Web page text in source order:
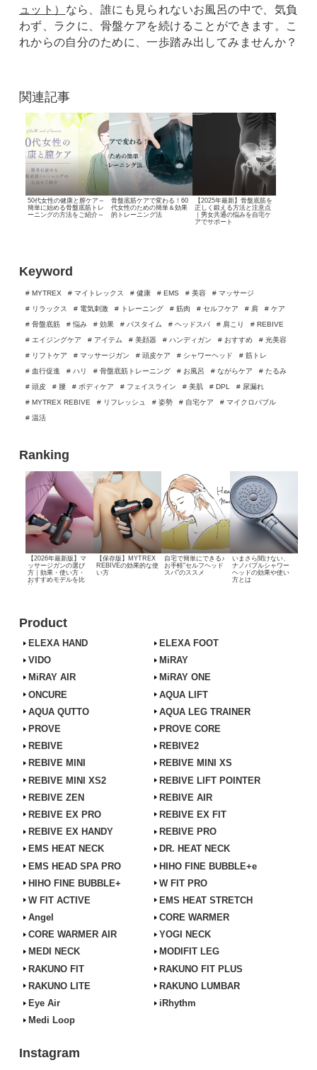
Keyword
# MYTREX # マイトレックス # 健康 # EMS # 美容
# マッサージ
# リラックス
# 電気刺激 # トレーニング # 筋肉 # セルフケア # 肩
# ケア
# 骨盤底筋
# 悩み # 効果 # バスタイム # ヘッドスパ # 肩こり
# REBIVE
# エイジングケア
# アイテム # 美顔器 # ハンディガン # おすすめ
# 光美容
# リフトケア
# マッサージガン # 頭皮ケア # シャワーヘッド
# 筋トレ
# 血行促進
# ハリ # 骨盤底筋トレーニング # お風呂 # ながらケア
# たるみ
# 頭皮
# 腰 # ボディケア # フェイスライン # 美肌 # DPL
# 尿漏れ
# MYTREX REBIVE
# リフレッシュ # 姿勢 # 自宅ケア
# マイクロバブル
# 温活
Ranking
【2026年最新版】マ
ッサージガンの選び
方｜効果・使い方・
おすすめモデルを比
較
【保存版】MYTREX
REBIVEの効果的な使
い方
自宅で簡単にできる♪
お手軽“セルフヘッド
スパ”のススメ
いまさら聞けない、
ナノバブルシャワー
ヘッドの効果や使い
方とは
Product
ELEXA HAND
ELEXA FOOT
VIDO
MiRAY
MiRAY AIR
MiRAY ONE
ONCURE
AQUA LIFT
AQUA QUTTO
AQUA LEG TRAINER
PROVE
PROVE CORE
REBIVE
REBIVE2
REBIVE MINI
REBIVE MINI XS
REBIVE MINI XS2
REBIVE LIFT POINTER
REBIVE ZEN
REBIVE AIR
REBIVE EX PRO
REBIVE EX FIT
REBIVE EX HANDY
REBIVE PRO
EMS HEAT NECK
DR. HEAT NECK
EMS HEAD SPA PRO
HIHO FINE BUBBLE+e
HIHO FINE BUBBLE+
W FIT PRO
W FIT ACTIVE
EMS HEAT STRETCH
Angel
CORE WARMER
CORE WARMER AIR
YOGI NECK
MEDI NECK
MODIFIT LEG
RAKUNO FIT
RAKUNO FIT PLUS
RAKUNO LITE
RAKUNO LUMBAR
Eye Air
iRhythm
Medi Loop
Instagram
ュット） なら、誰にも見られないお風呂の中で、気負
わず、ラクに、骨盤ケアを続けることができます。こ
れからの自分のために、一歩踏み出してみませんか？
関連記事
50代女性の健康と膣ケア～
簡単に始める骨盤底筋トレ
ーニングの方法をご紹介～
骨盤底筋ケアで変わる！60
代女性のための簡単＆効果
的 トレーニング法
【2025年最新】骨盤底筋を
正しく鍛える方法と注意点
｜ 男女共通の悩みを自宅ケ
アでサポート